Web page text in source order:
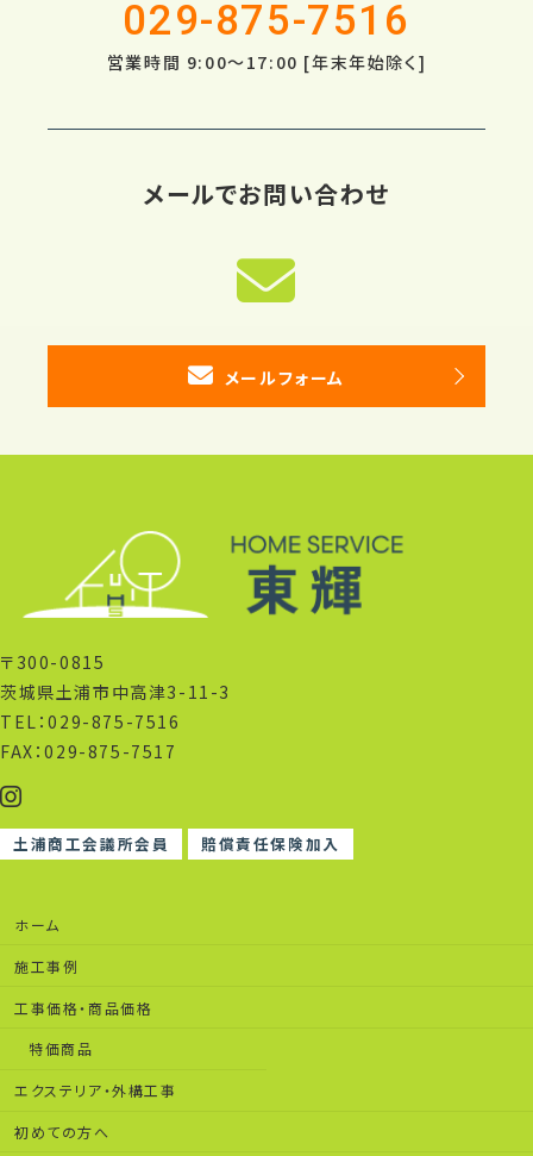
029-875-7516
営業時間 9:00～17:00 [年末年始除く]
メールでお問い合わせ
メールフォーム
〒300-0815
茨城県土浦市中高津3-11-3
TEL：029-875-7516
FAX：029-875-7517
土浦商工会議所会員 賠償責任保険加入
ホーム
施工事例
工事価格・商品価格
特価商品
エクステリア・外構工事
初めての方へ